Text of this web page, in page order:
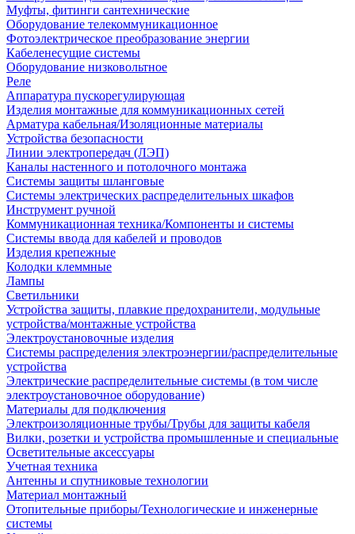
Муфты, фитинги сантехнические
Оборудование телекоммуникационное
Фотоэлектрическое преобразование энергии
Кабеленесущие системы
Оборудование низковольтное
Реле
Аппаратура пускорегулирующая
Изделия монтажные для коммуникационных сетей
Арматура кабельная/Изоляционные материалы
Устройства безопасности
Линии электропередач (ЛЭП)
Каналы настенного и потолочного монтажа
Системы защиты шланговые
Системы электрических распределительных шкафов
Инструмент ручной
Коммуникационная техника/Компоненты и системы
Системы ввода для кабелей и проводов
Изделия крепежные
Колодки клеммные
Лампы
Светильники
Устройства защиты, плавкие предохранители, модульные
устройства/монтажные устройства
Электроустановочные изделия
Системы распределения электроэнергии/распределительные
устройства
Электрические распределительные системы (в том числе
электроустановочное оборудование)
Материалы для подключения
Электроизоляционные трубы/Трубы для защиты кабеля
Вилки, розетки и устройства промышленные и специальные
Осветительные аксессуары
Учетная техника
Антенны и спутниковые технологии
Материал монтажный
Отопительные приборы/Технологические и инженерные
системы